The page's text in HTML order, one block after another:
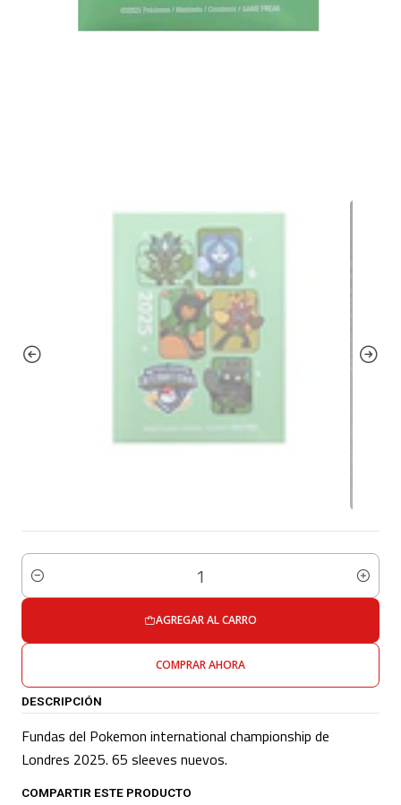
Cantidad
AGREGAR AL CARRO
COMPRAR AHORA
DESCRIPCIÓN
Fundas del Pokemon international championship de
Londres 2025. 65 sleeves nuevos.
COMPARTIR ESTE PRODUCTO